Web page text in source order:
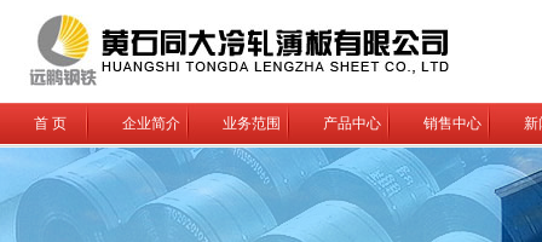
首 页 企业简介 业务范围 产品中心 销售中心 新